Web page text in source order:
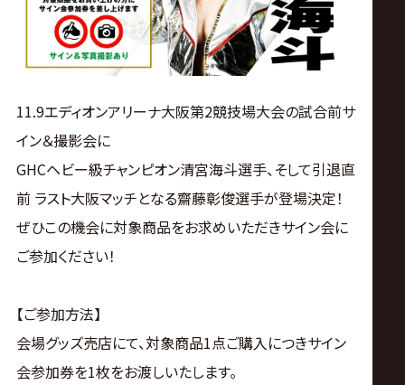
ノ
ア
公
サ
11.9エディオンアリーナ大阪第2競技場大会の試合前サ
イン＆撮影会に
GHCヘビー級チャンピオン清宮海斗選手、そして引退直
前 ラスト大阪マッチとなる齋藤彰俊選手が登場決定！
ぜひこの機会に対象商品をお求めいただきサイン会に
ご参加ください！
【ご参加方法】
会場グッズ売店にて、対象商品1点ご購入につきサイン
会参加券を1枚をお渡しいたします。